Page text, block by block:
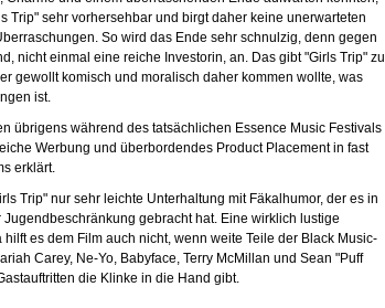
Trip" sehr vorhersehbar und birgt daher keine unerwarteten
So wird das Ende sehr schnulzig, denn gegen
nicht einmal eine reiche Investorin, an. Das gibt "Girls Trip" zu
gewollt komisch und moralisch daher kommen wollte, was
ist.
übrigens während des tatsächlichen Essence Music Festivals
Werbung und überbordendes Product Placement in fast
erklärt.
Trip" nur sehr leichte Unterhaltung mit Fäkalhumor, der es in
Jugendbeschränkung gebracht hat. Eine wirklich lustige
hilft es dem Film auch nicht, wenn weite Teile der Black Music-
Carey, Ne-Yo, Babyface, Terry McMillan und Sean "Puff
die Klinke in die Hand gibt.